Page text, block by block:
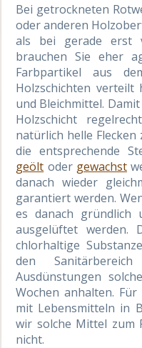
Bei getrockneten
oder anderen
als bei gerade erst
brauchen Sie eher
Farbpartikel aus
Holzschichten verteilt
und Bleichmittel.
Holzschicht
natürlich helle
die entsprechende
geölt oder gewachst
danach wieder
garantiert werden.
es danach gründlich
ausgelüftet werden.
chlorhaltige
den
Ausdünstungen
Wochen anhalten.
mit Lebensmitteln in
wir solche Mittel zum
nicht.